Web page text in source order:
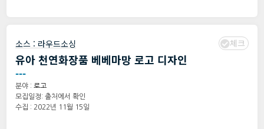
소스 : 라우드소싱 체크
유아 천연화장품 베베마망 로고 디자인
---
분야 : 로고
모집일정: 출처에서 확인
수집 : 2022년 11월 15일